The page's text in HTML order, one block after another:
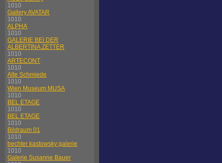
1010
Gallery AVATAR
1010
ALPHA
1010
GALERIE BEI DER
ALBERTINA ZETTER
1010
ARTECONT
1010
Alte Schmiede
1010
Wien Museum MUSA
1010
BEL ETAGE
1010
BEL ETAGE
1010
Bildraum 01
1010
bechter kastowsky galerie
1010
Galerie Susanne Bauer